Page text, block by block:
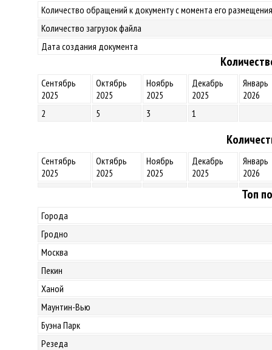
Количество обращений к документу с момента его
Количество загрузок файла
Дата создания документа
Сентябрь
2025
Октябрь
2025
Ноябрь
2025
Декабрь
2025
Январь
2026
2
5 3 1
Сентябрь
2025
Октябрь
2025
Ноябрь
2025
Декабрь
2025
Январь
2026
Топ
Города
Гродно
Москва
Пекин
Ханой
Маунтин-Вью
Буэна Парк
Резеда